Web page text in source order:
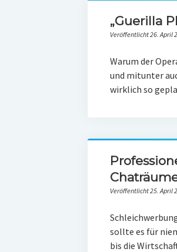
„Guerilla
Veröffentlicht 26. April
Warum der
und mitunter
wirklich so
Veröffentlicht 25. April
sollte es für
bis die